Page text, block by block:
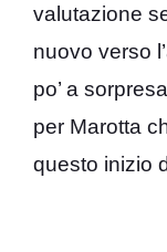
valutazione
nuovo verso
po’ a
per Marotta
questo inizio